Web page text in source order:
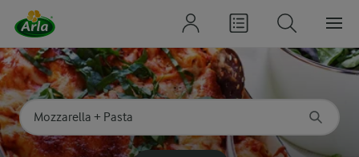
Sök på kategori eller ingrediens
Skriv in sökord för att få förslag